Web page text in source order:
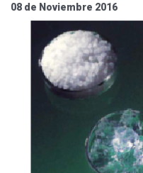
08 de Noviembre 2016